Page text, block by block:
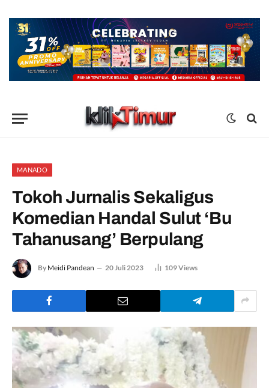
MANADO
Tokoh Jurnalis Sekaligus
Komedian Handal Sulut ‘Bu
Tahanusang’ Berpulang
By Meidi Pandean 20 Juli 2023 109Views